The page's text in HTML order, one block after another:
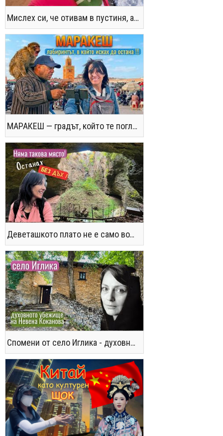
Мислех си, че отивам в пустиня, а се озовах в снега !! / Not the Morocco You Know
МАРАКЕШ — градът, който те поглъща без предупреждение
Деветашкото плато не е само водопади и пещери - последвайте ме!
Спомени от село Иглика - духовното убежище на Невена Коканова